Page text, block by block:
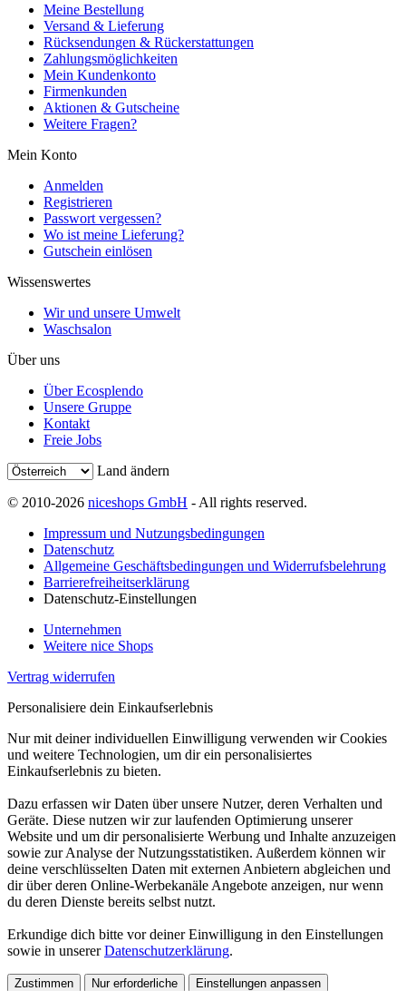
Meine Bestellung
Versand & Lieferung
Rücksendungen & Rückerstattungen
Zahlungsmöglichkeiten
Mein Kundenkonto
Firmenkunden
Aktionen & Gutscheine
Weitere Fragen?
Mein Konto
Anmelden
Registrieren
Passwort vergessen?
Wo ist meine Lieferung?
Gutschein einlösen
Wissenswertes
Wir und unsere Umwelt
Waschsalon
Über uns
Über Ecosplendo
Unsere Gruppe
Kontakt
Freie Jobs
Land ändern
© 2010-2026 niceshops GmbH - All rights reserved.
Impressum und Nutzungsbedingungen
Datenschutz
Allgemeine Geschäftsbedingungen und Widerrufsbelehrung
Barrierefreiheitserklärung
Datenschutz-Einstellungen
Unternehmen
Weitere nice Shops
Vertrag widerrufen
Personalisiere dein Einkaufserlebnis
Nur mit deiner individuellen Einwilligung verwenden wir Cookies
und weitere Technologien, um dir ein personalisiertes
Einkaufserlebnis zu bieten.
Dazu erfassen wir Daten über unsere Nutzer, deren Verhalten und
Geräte. Diese nutzen wir zur laufenden Optimierung unserer
Website und um dir personalisierte Werbung und Inhalte anzuzeigen
sowie zur Analyse der Nutzungsstatistiken. Außerdem können wir
deine verschlüsselten Daten mit externen Anbietern abgleichen und
dir über deren Online-Werbekanäle Angebote anzeigen, nur wenn
du deren Dienste bereits selbst nutzt.
Erkundige dich bitte vor deiner Einwilligung in den Einstellungen
sowie in unsererDatenschutzerklärung.
Zustimmen Nur erforderliche Einstellungen anpassen